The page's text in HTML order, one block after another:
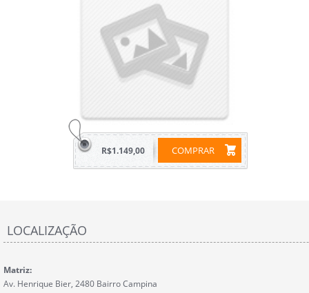
COMPRAR
R$1.149,00
LOCALIZAÇÃO
Matriz:
Av. Henrique Bier, 2480 Bairro Campina